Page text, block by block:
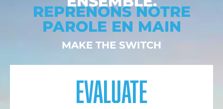
REPRENONS NOTRE
PAROLE EN MAIN
MAKE THE SWITCH
evaluate